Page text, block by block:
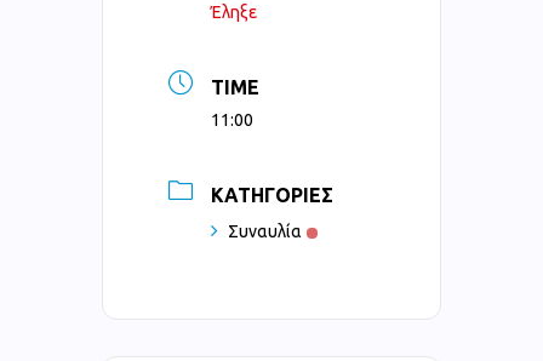
Έληξε
TIME
11:00
ΚΑΤΗΓΟΡΊΕΣ
Συναυλία